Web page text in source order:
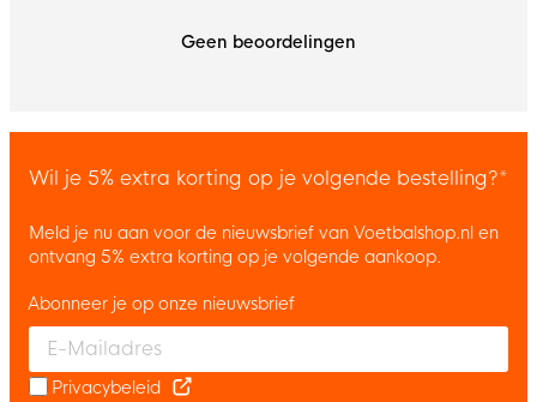
Geen beoordelingen
Wil je 5% extra korting op je volgende bestelling?*
Meld je nu aan voor de nieuwsbrief van Voetbalshop.nl en
ontvang 5% extra korting op je volgende aankoop.
Enter your email and accept the privacy policy to subscribe to
Abonneer je op onze nieuwsbrief
Privacybeleid